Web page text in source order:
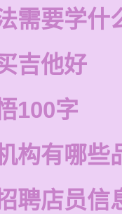
需要学什
吉他好
100字
构有哪些
聘店员信